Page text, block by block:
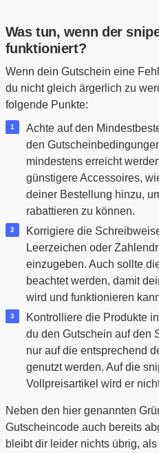
Was tun, wenn der
funktioniert?
Wenn dein Gutschein eine
du nicht gleich ärgerlich zu
folgende Punkte:
Achte auf den
den
mindestens erreicht
günstigere Accessoires,
deiner Bestellung hinzu,
rabattieren zu können.
Korrigiere die
Leerzeichen oder
einzugeben. Auch sollte
beachtet werden, damit
wird und funktionieren
Kontrolliere die Produkte
du den Gutschein auf den
nur auf die entsprechend
genutzt werden. Auf die
Vollpreisartikel wird er
Neben den hier genannten
Gutscheincode auch bereits
bleibt dir leider nichts übrig,